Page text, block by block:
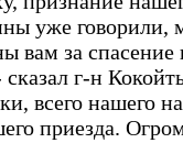
уже говорили,
вам за
сказал г-н
всего нашего
приезда.